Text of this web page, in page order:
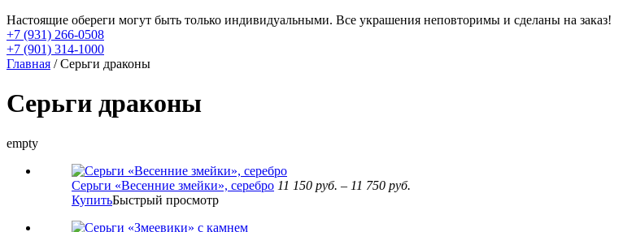
Настоящие обереги могут быть только индивидуальными. Все украшения неповторимы и сделаны на заказ!
+7 (931) 266-0508
+7 (901) 314-1000
Главная / Серьги драконы
Серьги драконы
empty
Серьги «Весенние змейки», серебро 11 150 руб. – 11 750 руб.
КупитьБыстрый просмотр